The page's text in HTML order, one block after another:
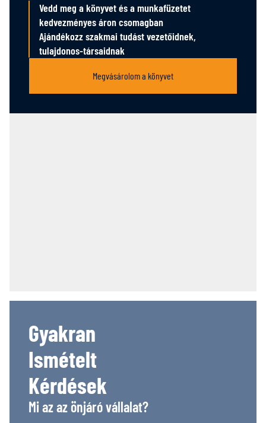
Vedd meg a könyvet és a munkafüzetet
kedvezményes áron csomagban
Ajándékozz szakmai tudást vezetőidnek,
tulajdonos-társaidnak
Megvásárolom a könyvet
Gyakran
Ismételt
Kérdések
Mi az az önjáró vállalat?